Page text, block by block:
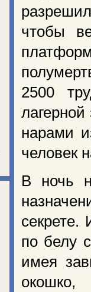
чтобы
2500
нарами
человек
В ночь
секрете.
по белу
имея